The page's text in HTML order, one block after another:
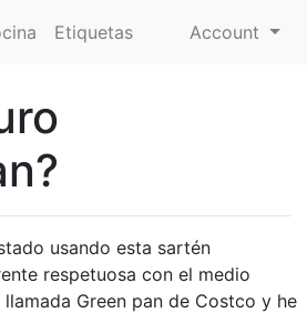
Etiquetas Account
usando esta sartén
respetuosa con el medio
Green pan de Costco y he